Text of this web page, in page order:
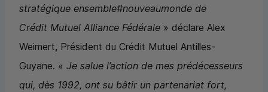
stratégique ensemble#nouveaumonde de
Crédit Mutuel Alliance Fédérale » déclare Alex
Weimert, Président du Crédit Mutuel Antilles-
Guyane. « Je salue l’action de mes prédécesseurs
qui, dès 1992, ont su bâtir un partenariat fort,